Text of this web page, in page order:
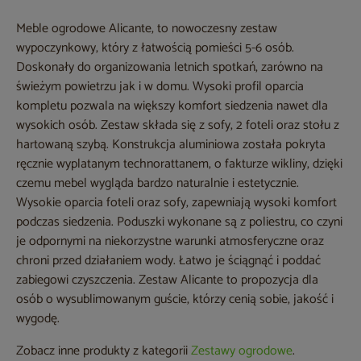
Meble ogrodowe Alicante, to nowoczesny zestaw
wypoczynkowy, który z łatwością pomieści 5-6 osób.
Doskonały do organizowania letnich spotkań, zarówno na
świeżym powietrzu jak i w domu. Wysoki profil oparcia
kompletu pozwala na większy komfort siedzenia nawet dla
wysokich osób. Zestaw składa się z sofy, 2 foteli oraz stołu z
hartowaną szybą. Konstrukcja aluminiowa została pokryta
ręcznie wyplatanym technorattanem, o fakturze wikliny, dzięki
czemu mebel wygląda bardzo naturalnie i estetycznie.
Wysokie oparcia foteli oraz sofy, zapewniają wysoki komfort
podczas siedzenia. Poduszki wykonane są z poliestru, co czyni
je odpornymi na niekorzystne warunki atmosferyczne oraz
chroni przed działaniem wody. Łatwo je ściągnąć i poddać
zabiegowi czyszczenia. Zestaw Alicante to propozycja dla
osób o wysublimowanym guście, którzy cenią sobie, jakość i
wygodę.
Zobacz inne produkty z kategoriiZestawy ogrodowe.